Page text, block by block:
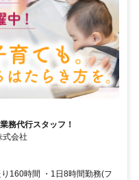
務代行スタッフ！
式会社
160時間 ・1日8時間勤務(フ